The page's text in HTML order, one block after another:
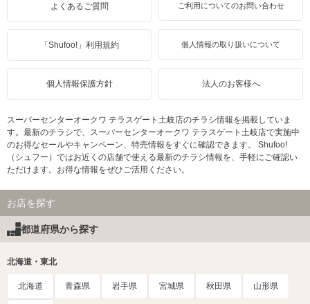
よくあるご質問 ご利用についてのお問い合わせ
「Shufoo!」利用規約 個人情報の取り扱いについて
個人情報保護方針 法人のお客様へ
スーパーセンターオークワ テラスゲート土岐店のチラシ情報を掲載していま
す。最新のチラシで、スーパーセンターオークワ テラスゲート土岐店で実施中
のお得なセールやキャンペーン、特売情報をすぐに確認できます。 Shufoo!
（シュフー）ではお近くの店舗で使える最新のチラシ情報を、手軽にご確認い
ただけます。お得な情報をぜひご活用ください。
お店を探す
都道府県から探す
北海道・東北
北海道 青森県 岩手県 宮城県 秋田県 山形県